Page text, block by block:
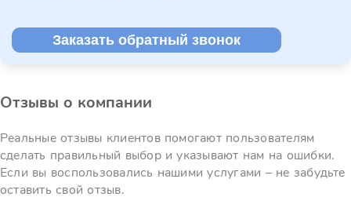
Заказать обратный звонок
Отзывы о компании
Реальные отзывы клиентов помогают пользователям
сделать правильный выбор и указывают нам на ошибки.
Если вы воспользовались нашими услугами – не забудьте
оставить свой отзыв.